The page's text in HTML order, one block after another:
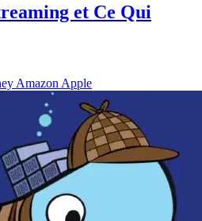
et Ce Qui
Amazon Apple